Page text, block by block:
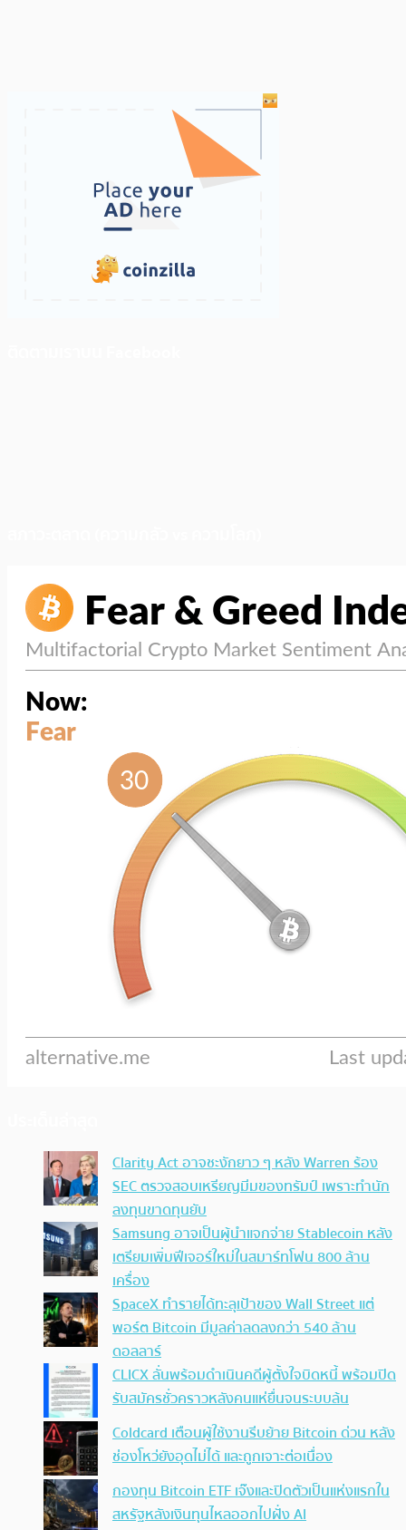
Clarity Act อาจชะงักยาว ๆ หลัง Warren ร้อง
SEC ตรวจสอบเหรียญมีมของทรัมป์ เพราะทำนัก
ลงทุนขาดทุนยับ
Samsung อาจเป็นผู้นำแจกจ่าย Stablecoin หลัง
เตรียมเพิ่มฟีเจอร์ใหม่ในสมาร์ทโฟน 800 ล้าน
เครื่อง
SpaceX ทำรายได้ทะลุเป้าของ Wall Street แต่
พอร์ต Bitcoin มีมูลค่าลดลงกว่า 540 ล้าน
ดอลลาร์
CLICX ลั่นพร้อมดำเนินคดีผู้ตั้งใจบิดหนี้ พร้อมปิด
รับสมัครชั่วคราวหลังคนแห่ยื่นจนระบบล้น
Coldcard เตือนผู้ใช้งานรีบย้าย Bitcoin ด่วน หลัง
ช่องโหว่ยังอุดไม่ได้ และถูกเจาะต่อเนื่อง
กองทุน Bitcoin ETF เจ๊งและปิดตัวเป็นแห่งแรกใน
สหรัฐหลังเงินทุนไหลออกไปฝั่ง AI